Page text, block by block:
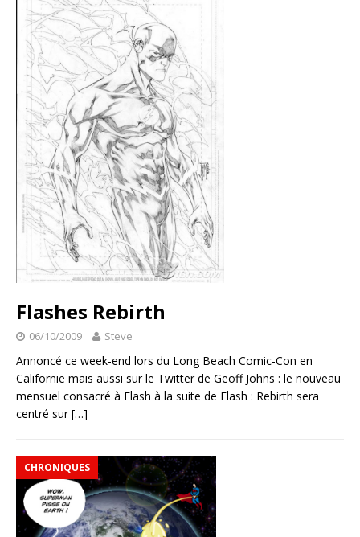
Flashes Rebirth
06/10/2009 Steve
Annoncé ce week-end lors du Long Beach Comic-Con en
Californie mais aussi sur le Twitter de Geoff Johns : le nouveau
mensuel consacré à Flash à la suite de Flash : Rebirth sera
centré sur[…]
CHRONIQUES